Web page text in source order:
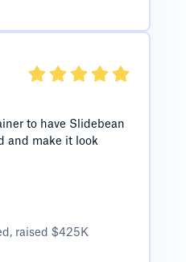
to have Slidebean
and make it look
raised $425K